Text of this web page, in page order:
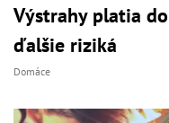
Výstrahy platia
ďalšie riziká
Domáce